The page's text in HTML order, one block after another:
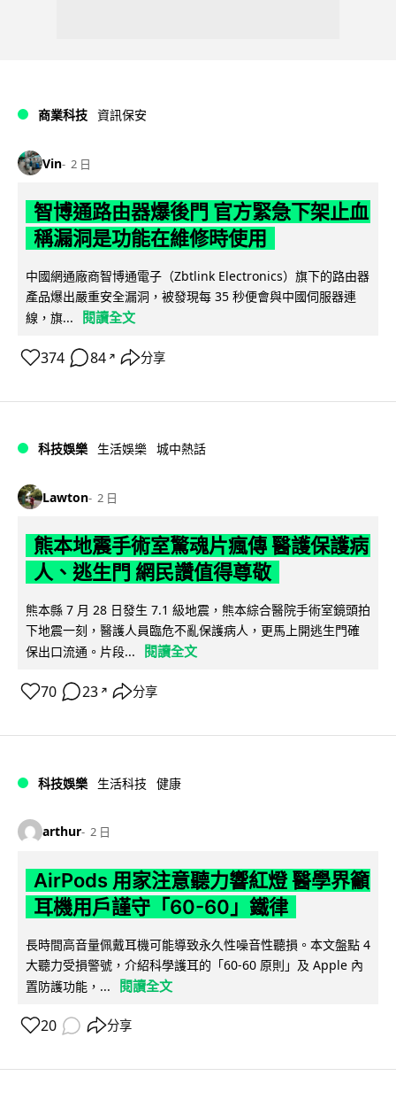
商業科技 資訊保安
Vin 2 日
智博通路由器爆後門 官方緊急下架止血
稱漏洞是功能在維修時使用
中國網通廠商智博通電子（Zbtlink Electronics）旗下的路由器
產品爆出嚴重安全漏洞，被發現每 35 秒便會與中國伺服器連
線，旗...
閱讀全文
374 84 ↗ 分享
科技娛樂 生活娛樂 城中熱話
Lawton 2 日
熊本地震手術室驚魂片瘋傳 醫護保護病
人、逃生門 網民讚值得尊敬
熊本縣 7 月 28 日發生 7.1 級地震，熊本綜合醫院手術室鏡頭拍
下地震一刻，醫護人員臨危不亂保護病人，更馬上開逃生門確
保出口流通。片段...
閱讀全文
70 23 ↗ 分享
科技娛樂 生活科技 健康
arthur 2 日
AirPods 用家注意聽力響紅燈 醫學界籲
耳機用戶謹守「60-60」鐵律
長時間高音量佩戴耳機可能導致永久性噪音性聽損。本文盤點 4
大聽力受損警號，介紹科學護耳的「60-60 原則」及 Apple 內
置防護功能，...
閱讀全文
20 分享